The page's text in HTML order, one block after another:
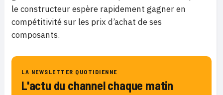
le constructeur espère rapidement gagner en
compétitivité sur les prix d’achat de ses
composants.
LA NEWSLETTER QUOTIDIENNE
L'actu du channel chaque matin